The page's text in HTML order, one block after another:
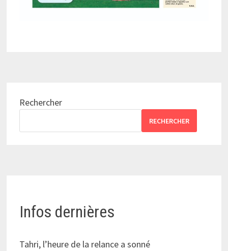
Rechercher
RECHERCHER
Infos dernières
Tahri, l’heure de la relance a sonné